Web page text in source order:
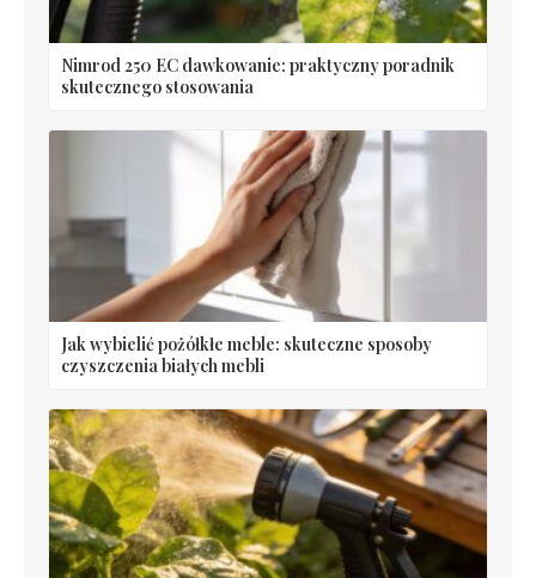
Nimrod 250 EC dawkowanie: praktyczny poradnik
skutecznego stosowania
Jak wybielić pożółkłe meble: skuteczne sposoby
czyszczenia białych mebli